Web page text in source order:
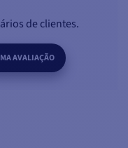
de clientes.
AVALIAÇÃO